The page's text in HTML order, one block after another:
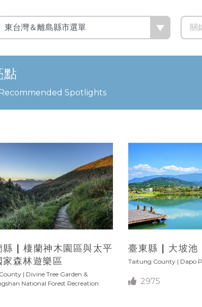
Spotlights
縣 | 棲蘭神木園區與太平
家森林遊樂區
| Divine Tree Garden &
National Forest Recreation
臺東縣 | 大坡池
Taitung County | Dapo
2975